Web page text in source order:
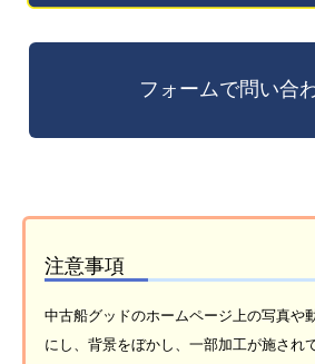
注意事項
中古船グッドのホームページ上の写真や
にし、背景をぼかし、一部加工が施され